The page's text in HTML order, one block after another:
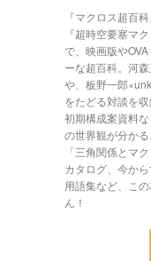
『マクロス超百科
『超時空要塞マ
で、映画版や
ーな超百科。河
や、板野一郎
をたどる対談を
初期構成案資料
の世界観が分か
「三角関係とマ
カタログ、今か
用語集など、こ
ん！